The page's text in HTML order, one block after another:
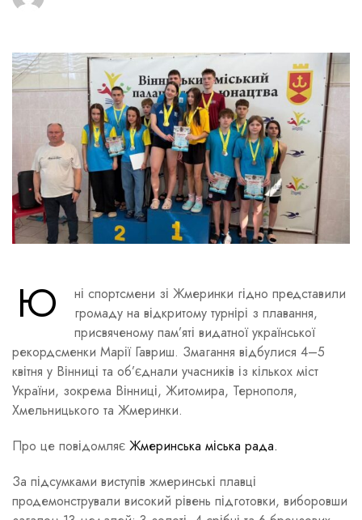
Ю
ні спортсмени зі Жмеринки гідно представили
громаду на відкритому турнірі з плавання,
присвяченому пам’яті видатної української
рекордсменки Марії Гавриш. Змагання відбулися 4–5
квітня у Вінниці та об’єднали учасників із кількох міст
України, зокрема Вінниці, Житомира, Тернополя,
Хмельницького та Жмеринки.
Про це повідомляє Жмеринська міська рада.
За підсумками виступів жмеринські плавці
продемонстрували високий рівень підготовки, виборовши